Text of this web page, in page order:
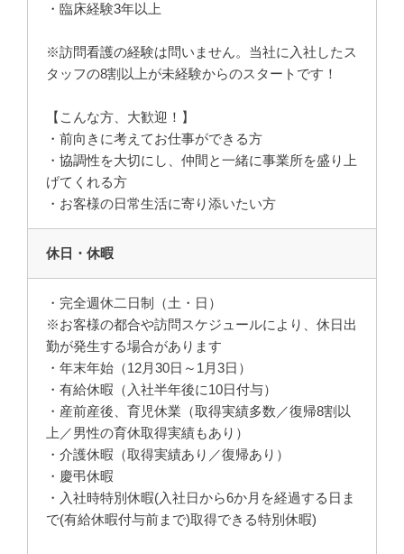
・臨床経験3年以上
※訪問看護の経験は問いません。当社に入社したス
タッフの8割以上が未経験からのスタートです！
【こんな方、大歓迎！】
・前向きに考えてお仕事ができる方
・協調性を大切にし、仲間と一緒に事業所を盛り上
げてくれる方
・お客様の日常生活に寄り添いたい方
休日・休暇
・完全週休二日制（土・日）
※お客様の都合や訪問スケジュールにより、休日出
勤が発生する場合があります
・年末年始（12月30日～1月3日）
・有給休暇（入社半年後に10日付与）
・産前産後、育児休業（取得実績多数／復帰8割以
上／男性の育休取得実績もあり）
・介護休暇（取得実績あり／復帰あり）
・慶弔休暇
・入社時特別休暇(入社日から6か月を経過する日ま
で(有給休暇付与前まで)取得できる特別休暇)